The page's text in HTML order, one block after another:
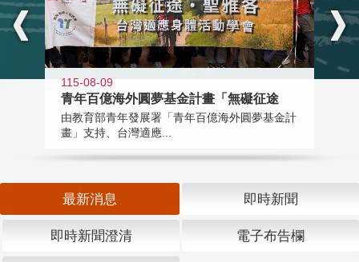
115-08-09
青年百億海外圓夢基金計畫「無礙征途
由教育部青年發展署「青年百億海外圓夢基金計
畫」支持、台灣適應...
最新消息 即時新聞
即時新聞澄清 電子布告欄